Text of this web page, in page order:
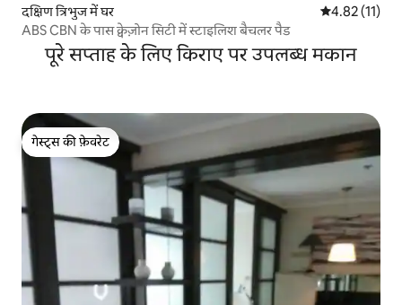
दक्षिण त्रिभुज में घर औसत रेटिंग 5 में
4.82 (11)
ABS CBN के पास क्वेज़ोन सिटी में स्टाइलिश बैचलर पैड
पूरे सप्ताह के लिए किराए पर उपलब्ध मकान
गेस्ट्स की फ़ेवरेट
गेस्ट्स की फ़ेवरेट